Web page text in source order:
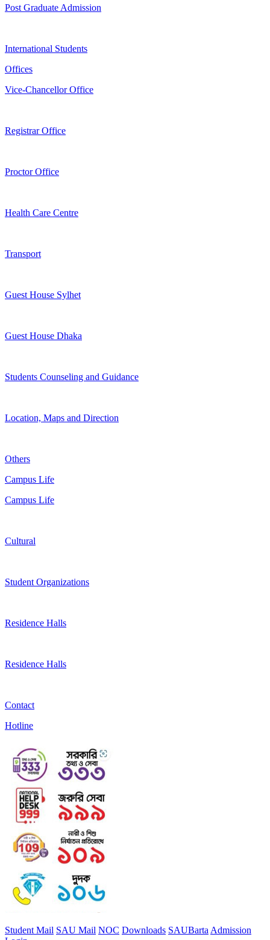
Post Graduate Admission
International Students
Offices
Vice-Chancellor Office
Registrar Office
Proctor Office
Health Care Centre
Transport
Guest House Sylhet
Guest House Dhaka
Students Counseling and Guidance
Location, Maps and Direction
Others
Campus Life
Campus Life
Cultural
Student Organizations
Residence Halls
Residence Halls
Contact
Hotline
Student Mail SAU Mail NOC Downloads SAUBarta Admission